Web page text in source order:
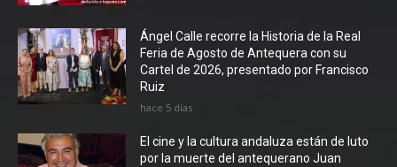
Ángel Calle recorre la Historia de la Real
Feria de Agosto de Antequera con su
Cartel de 2026, presentado por Francisco
Ruiz
hace 5 días
El cine y la cultura andaluza están de luto
por la muerte del antequerano Juan